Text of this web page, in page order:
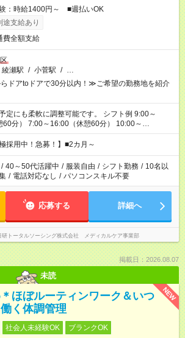
：時給1400円～ ■週払いOK
途支給あり
費全額支給
綾瀬駅 / 小菅駅 / …
ドアtoドアで30分以内！≫ご希望の勤務地を紹介
も柔軟に調整可能です。 シフト例 9:00～
60分） 7:00～16:00（休憩60分） 10:00～
へ 今ご覧のお仕事で希
間と、もう1つのお仕事の勤務時間の合計が 週40
採用中！急募！】■2カ月～
/ 40～50代活躍中 / 服装自由 / シフト勤務 / 10名以
/ 電話対応なし / パソコンスキル不要
応募する 詳細へ
研トータルソーシング株式会社 メディカルケア事業部
掲載日：2026.08.07
未読
NEW
ほぼルーティンワーク＆いつ
く体調管理
社会人未経験OK
ブランクOK